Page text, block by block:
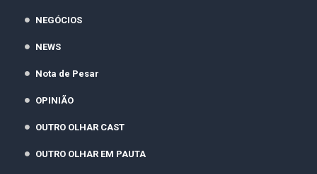
NEGÓCIOS
NEWS
Nota de Pesar
OPINIÃO
OUTRO OLHAR CAST
OUTRO OLHAR EM PAUTA